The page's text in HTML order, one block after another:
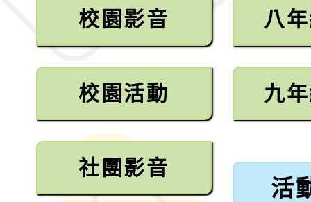
校園影音
校園活動
社團影音
八
九
活